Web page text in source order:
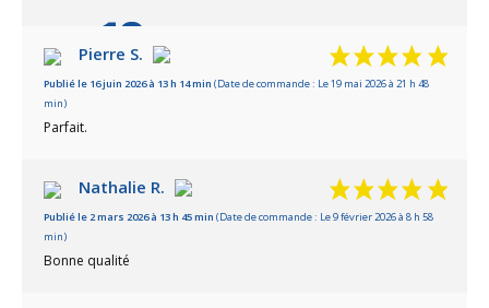
10 /10
Basé sur 21 avis
Pierre S.
Publié le 16 juin 2026 à 13 h 14 min (Date de commande : Le 19 mai 2026 à 21 h 48
min)
Parfait.
Nathalie R.
Publié le 2 mars 2026 à 13 h 45 min (Date de commande : Le 9 février 2026 à 8 h 58
min)
Bonne qualité